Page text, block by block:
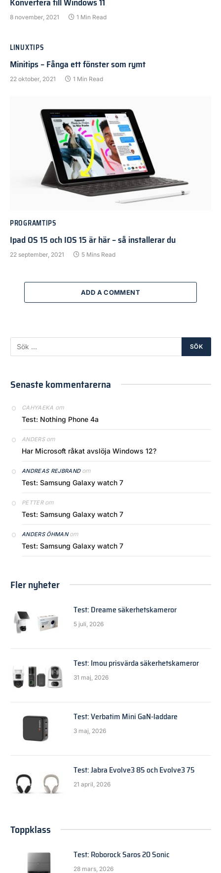
8 november, 2021 1 Min Read
LINUXTIPS
Minitips – Fånga ett fönster som rymt
22 oktober, 2021 1 Min Read
PROGRAMTIPS
Ipad OS 15 och IOS 15 är här – så installerar du
22 september, 2021 5 Mins Read
ADD A COMMENT
Senaste kommentarerna
CAHYAEKA om
Test: Nothing Phone 4a
ANDERSom
Har Microsoft råkat avslöja Windows 12?
ANDREAS REJBRANDom
Test: Samsung Galaxy watch 7
PETTERom
Test: Samsung Galaxy watch 7
ANDERS ÖHMANom
Test: Samsung Galaxy watch 7
Fler nyheter
Test: Dreame säkerhetskameror
5 juli, 2026
Test: Imou prisvärda säkerhetskameror
31 maj, 2026
Test: Verbatim Mini GaN-laddare
3 maj, 2026
Test: Jabra Evolve3 85 och Evolve3 75
21 april, 2026
Toppklass
Test: Roborock Saros 20 Sonic
28 mars, 2026